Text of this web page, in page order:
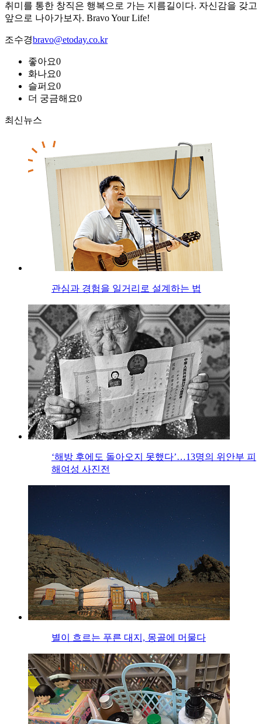
취미를 통한 창직은 행복으로 가는 지름길이다. 자신감을 갖고
앞으로 나아가보자. Bravo Your Life!
조수경bravo@etoday.co.kr
좋아요0
화나요0
슬퍼요0
더 궁금해요0
최신뉴스
관심과 경험을 일거리로 설계하는 법
‘해방 후에도 돌아오지 못했다’…13명의 위안부 피
해여성 사진전
별이 흐르는 푸른 대지, 몽골에 머물다